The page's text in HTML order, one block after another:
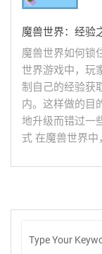
魔兽世界：经验
魔兽世界如何锁
世界游戏中，玩
制自己的经验获
内。这样做的目
地升级而错过一
式 在魔兽世界